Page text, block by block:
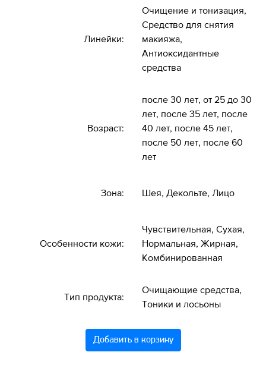
Линейки:
Очищение и тонизация,
Средство для снятия
макияжа,
Антиоксидантные
средства
Возраст:
после 30 лет, от 25 до 30
лет, после 35 лет, после
40 лет, после 45 лет,
после 50 лет, после 60
лет
Зона: Шея, Декольте, Лицо
Особенности кожи:
Чувствительная, Сухая,
Нормальная, Жирная,
Комбинированная
Тип продукта:
Очищающие средства,
Тоники и лосьоны
Добавить в корзину